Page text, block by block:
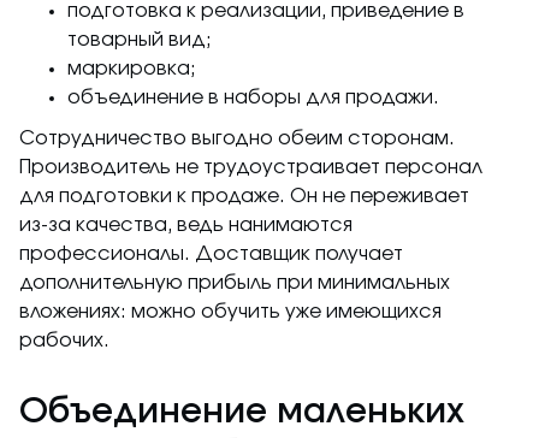
подготовка к реализации, приведение в
товарный вид;
маркировка;
объединение в наборы для продажи.
Сотрудничество выгодно обеим сторонам.
Производитель не трудоустраивает персонал
для подготовки к продаже. Он не переживает
из-за качества, ведь нанимаются
профессионалы. Доставщик получает
дополнительную прибыль при минимальных
вложениях: можно обучить уже имеющихся
рабочих.
Объединение маленьких